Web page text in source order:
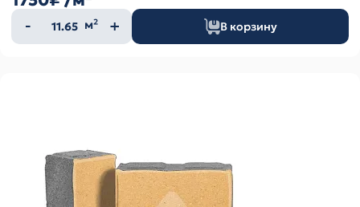
Количество
товара
м² В корзину